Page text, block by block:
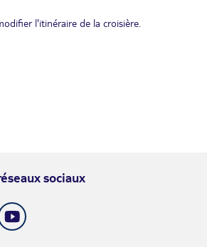
l'itinéraire de la croisière.
sociaux